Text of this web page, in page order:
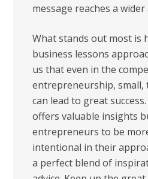
message reaches a wider
What stands out most is
business lessons
us that even in the
entrepreneurship,
can lead to great
offers valuable insights
entrepreneurs to be
intentional in their
a perfect blend of